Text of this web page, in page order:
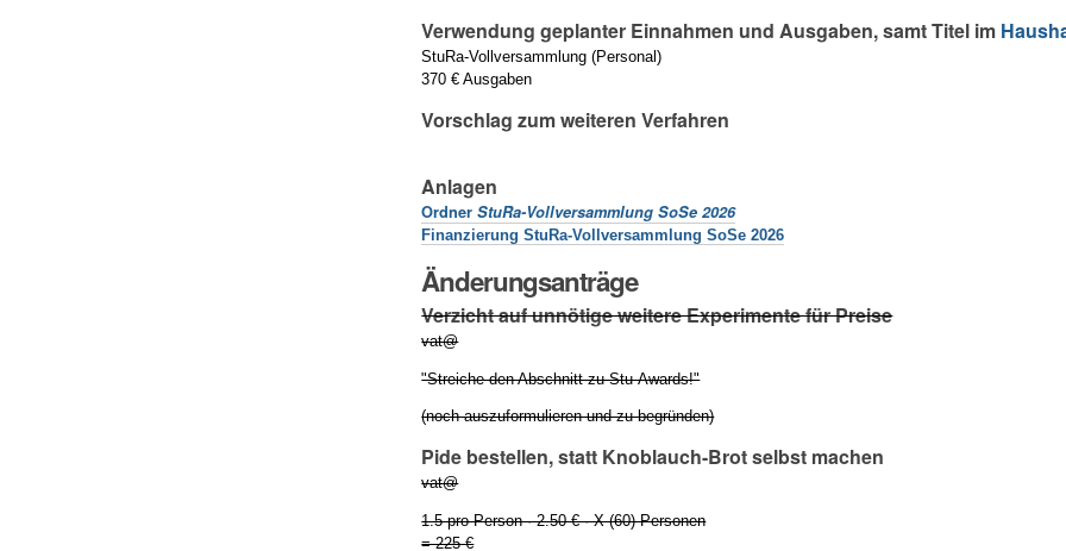
Verwendung geplanter Einnahmen und Ausgaben, samt Titel im
StuRa-Vollversammlung (Personal)
370 € Ausgaben
Vorschlag zum weiteren Verfahren
Anlagen
OrdnerStuRa-Vollversammlung SoSe 2026
Finanzierung StuRa-Vollversammlung SoSe 2026
Änderungsanträge
Verzicht auf unnötige weitere Experimente für Preise
vat@
"Streiche den Abschnitt zu Stu-Awards!"
(noch auszuformulieren und zu begründen)
Pide bestellen, statt Knoblauch-Brot selbst machen
vat@
1.5 pro Person · 2.50 € · X (60) Personen
= 225 €